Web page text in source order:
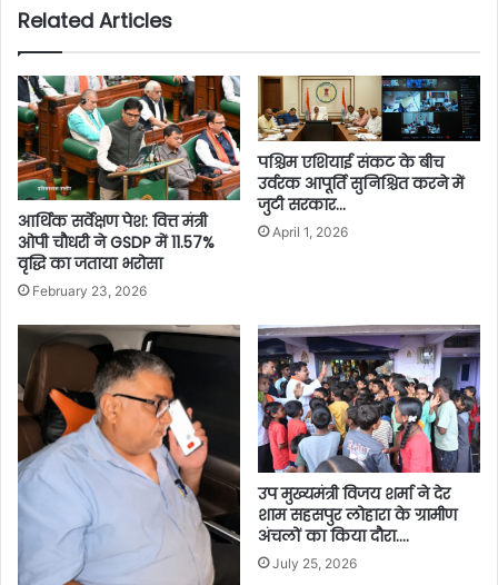
Related Articles
आर्थिक सर्वेक्षण पेश: वित्त मंत्री
ओपी चौधरी ने GSDP में 11.57%
वृद्धि का जताया भरोसा
February 23, 2026
पश्चिम एशियाई संकट के बीच
उर्वरक आपूर्ति सुनिश्चित करने में
जुटी सरकार…
April 1, 2026
उप मुख्यमंत्री विजय शर्मा ने देर
शाम सहसपुर लोहारा के ग्रामीण
अंचलों का किया दौरा….
July 25, 2026